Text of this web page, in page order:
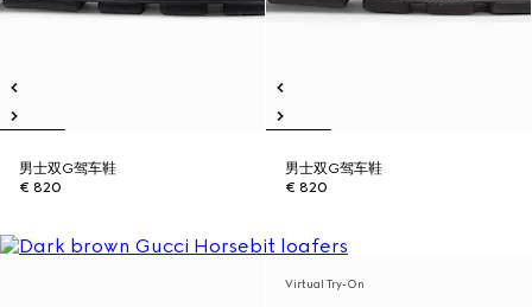
男士双G驾车鞋
€ 820
男士双G驾车鞋
€ 820
Virtual Try-On